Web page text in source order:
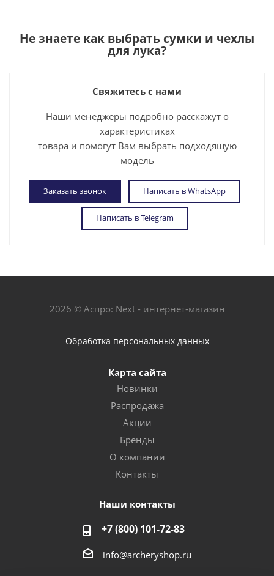
Не знаете как выбрать сумки и чехлы
для лука?
Свяжитесь с нами
Наши менеджеры подробно расскажут о
характеристиках
товара и помогут Вам выбрать подходящую
модель
Заказать звонок Написать в WhatsApp
Написать в Telegram
2026 © Аспро: Next - интернет-магазин
Обработка персональных данных
Карта сайта
Новинки
Распродажа
Акции
Бренды
О компании
Контакты
Наши контакты
+7 (800) 101-72-83
info@archeryshop.ru